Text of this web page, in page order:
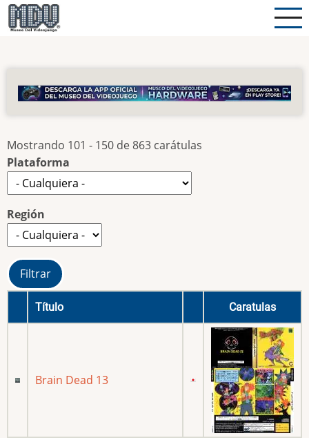
Pasar
al
Mostrando 101 - 150 de 863 carátulas
Plataforma
Región
Título Caratulas
Brain Dead 13